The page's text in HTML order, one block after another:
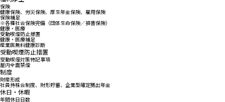
保険
健康保険、労災保険、厚生年金保険、雇用保険
保険補足
※各種社会保険完備（団体生命保険／損害保険）
健康・医療
受動喫煙防止措置
健康・医療補足
産業医無料健康診断
受動喫煙防止措置
受動喫煙対策特記事項
屋内全面禁煙
制度
財産形成
社員持株会制度、財形貯蓄、企業型確定拠出年金
休日・休暇
年間休日日数